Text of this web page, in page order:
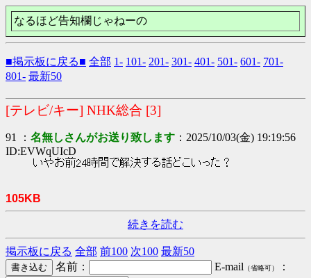
なるほど告知欄じゃねーの
■掲示板に戻る■ 全部 1- 101- 201- 301- 401- 501- 601- 701-
801- 最新50
[テレビ/キー] NHK総合 [3]
91 ： 名無しさんがお送り致します ：2025/10/03(金) 19:19:56
ID:EVWqUIcD
いやお前24時間で解決する話どこいった？
105KB
続きを読む
掲示板に戻る 全部 前100 次100 最新50
名前：
E-mail （省略可） ：